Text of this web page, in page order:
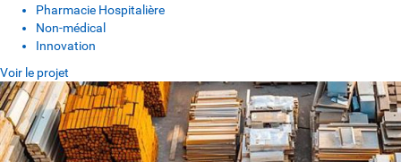
Pharmacie Hospitalière
Non-médical
Innovation
Voir le projet